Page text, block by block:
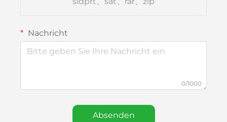
Nachricht
0/1000
Absenden